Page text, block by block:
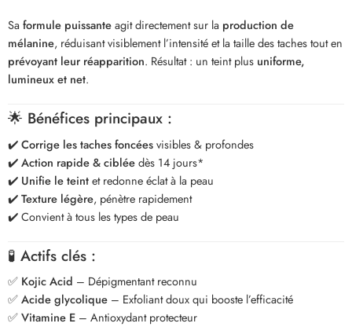
Sa formule puissanteagit directement sur la production de
mélanine, réduisant visiblement l’intensité et la taille des taches tout en
prévoyant leur réapparition. Résultat : un teint plus uniforme,
lumineux et net.
🌟 Bénéfices principaux :
✔️Corrige les taches foncéesvisibles & profondes
✔️Action rapide & cibléedès 14 jours*
✔️ Unifie le teintet redonne éclat à la peau
✔️Texture légère, pénètre rapidement
✔️ Convient à tous les types de peau
🧪 Actifs clés :
✅ Kojic Acid – Dépigmentant reconnu
✅Acide glycolique – Exfoliant doux qui booste l’efficacité
✅Vitamine E – Antioxydant protecteur